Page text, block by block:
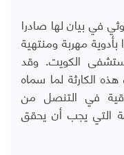
في بيان لها صادرا
قد حُقنوا بأدوية مهربة ومنتهية
منهم 10 في مستشفى الكويت. وقد
الكارثة لما سماه
في التنصل من
التي يجب أن يحقق